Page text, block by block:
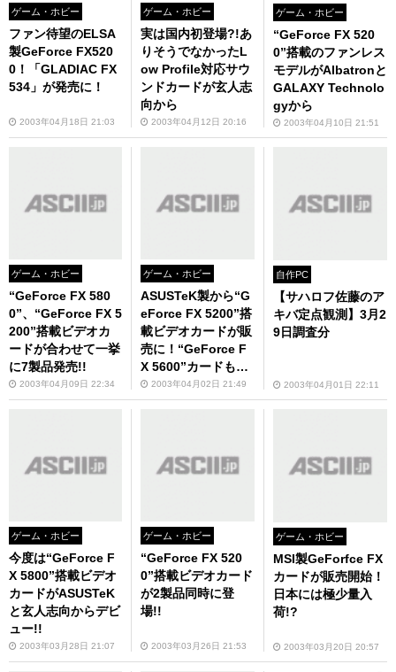
ゲーム・ホビー
ファン待望のELSA
製GeForce FX520
0！「GLADIAC FX
534」が発売に！
2003年04月18日 21:03
ゲーム・ホビー
実は国内初登場?!あ
りそうでなかったL
ow Profile対応サウ
ンドカードが玄人志
向から
2003年04月12日 20:16
ゲーム・ホビー
“GeForce FX 520
0”搭載のファンレス
モデルがAlbatronと
GALAXY Technolo
gyから
2003年04月10日 21:51
ゲーム・ホビー
“GeForce FX 580
0”、“GeForce FX 5
200”搭載ビデオカ
ードが合わせて一挙
に7製品発売!!
2003年04月09日 22:34
ゲーム・ホビー
ASUSTeK製から“G
eForce FX 5200”搭
載ビデオカードが販
売に！“GeForce F
X 5600”カードも展
示開始!!
2003年04月02日 21:49
自作PC
【サハロフ佐藤のア
キバ定点観測】3月2
9日調査分
2003年04月01日 22:11
ゲーム・ホビー
今度は“GeForce F
X 5800”搭載ビデオ
カードがASUSTeK
と玄人志向からデビ
ュー!!
2003年03月28日 21:07
ゲーム・ホビー
“GeForce FX 520
0”搭載ビデオカード
が2製品同時に登
場!!
2003年03月26日 21:53
ゲーム・ホビー
MSI製GeForfce FX
カードが販売開始！
日本には極少量入
荷!?
2003年03月20日 20:57